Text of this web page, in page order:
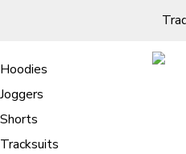
Living Room
Sofas & Chairs
Cornar Sofas
Sofas
TV Units & Stands
Bedroom
Chest of Drawers
3 Drawer Chest
4 Drawer Chest
5 Drawer Chest
6 Drawer Chest
Dressing Tables Stools
Dressing Tables
Dressing Stools
Wholesale Mattresses
Mirrors
Free Standing Mirrors
Dining Room
Clothing
Hoodies
Joggers
Shorts
Tracksuits
Atenea la
Home/Atenea la inteligente – E-